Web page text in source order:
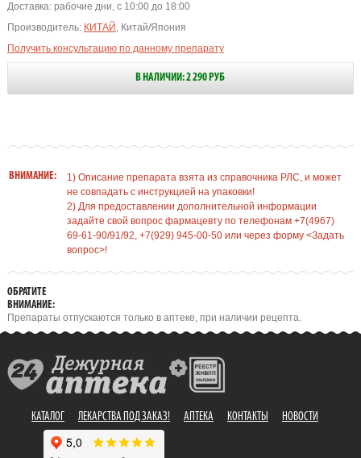
Доставка: рабочие дни, с 10:00 до 18:00
Производитель: КИТАЙ , Китай/Япония
Получить консультацию по данному препарату
В НАЛИЧИИ: 2 290 РУБ
ВНИМАНИЕ:
1) Описание препарата взята из справочника РЛС, и может
не совпадать с инструкцией на упаковки!
2) Для предоставлении дополнительной информации
задайте свой вопрос фармацевту по телефонам +7(4967)
69-61-90/91/92, +7(929) 945-00-50 или через форму <Задать
вопрос>!
ОБРАТИТЕ
ВНИМАНИЕ:
Препараты отпускаются только в аптеке, при наличии рецепта.
КАТАЛОГ ЛЕКАРСТВА ПОД ЗАКАЗ! АПТЕКА КОНТАКТЫ НОВОСТИ